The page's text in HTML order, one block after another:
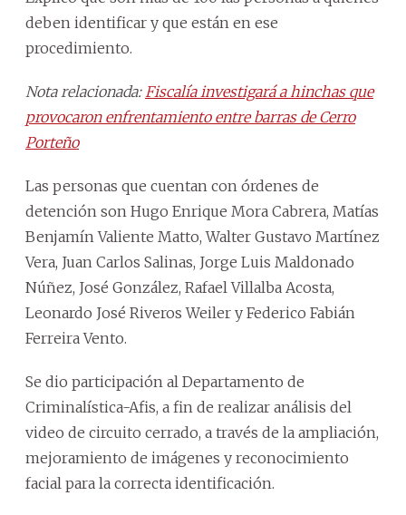
deben identificar y que están en ese
procedimiento.
Nota relacionada:Fiscalía investigará a hinchas que
provocaron enfrentamiento entre barras de Cerro
Porteño
Las personas que cuentan con órdenes de
detención son Hugo Enrique Mora Cabrera, Matías
Benjamín Valiente Matto, Walter Gustavo Martínez
Vera, Juan Carlos Salinas, Jorge Luis Maldonado
Núñez, José González, Rafael Villalba Acosta,
Leonardo José Riveros Weiler y Federico Fabián
Ferreira Vento.
Se dio participación al Departamento de
Criminalística-Afis, a fin de realizar análisis del
video de circuito cerrado, a través de la ampliación,
mejoramiento de imágenes y reconocimiento
facial para la correcta identificación.